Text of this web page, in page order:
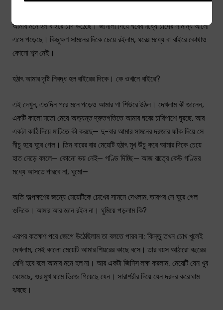
আমার মনে হল বাইরে চাঁদ উঠেছে। জানালা দিয়ে ঘরের মধ্যে চাঁদের সামান্য আলো
এসে পড়েছে। কিছুক্ষণ সামনের দিকে চেয়ে রইলাম, ঘরের মধ্যে বা বাইরে কোথাও
কোনো শব্দ নেই।
হঠাৎ আমার দৃষ্টি নিবদ্ধ হল বাইরের দিকে। কে ওখানে বাইরে?
এই দেখুন, এতদিন পরে মনে পড়েও আমার গা শিউরে উঠল। দেখলাম কী জানেন,
একটি কালো মতো মেয়ে অত্যন্ত দ্রুতগতিতে আমার ঘরের চারিপাশে ঘুরছে, আর
একটা কাঠি দিয়ে মাটিতে কী করছে— দু-বার আমার সামনের দরজার ফাঁক দিয়ে সে
নীচু হয়ে ঘুরে গেল। তিন বারের বার মেয়েটি হঠাৎ মুখ উঁচু করে আমার দিকে চেয়ে
হাত নেড়ে বললে— কোনো ভয় নেই— গণ্ডি দিচ্ছি— আজ রাত্রে কেউ গণ্ডির
মধ্যে আসতে পারবে না, ঘুমো—
অতি অল্পক্ষণের জন্যে মেয়েটিকে চোখের সামনে দেখলাম, তারপর সে ঘুরে গেল
ওদিকে। আমার আর জ্ঞান রইল না। ঘুমিয়ে পড়লাম কি?
এরপর কতক্ষণ পরে জেগে উঠেছিলাম তা বলতে পারব না; কিন্তু তখন চোখ খুলেই
দেখলাম, সেই কালো মেয়েটি আমার শিয়রের কাছে বসে। তার বয়স আঠারো বছরের
বেশি হবে বলে আমার মনে হল না। আর একটা জিনিস লক্ষ করলাম, মেয়েটি যেন খুব
ঘেমেছে, ওর মুখ ঘামে ভিজে গিয়েছে যেন। সারাশরীর দিয়ে যেন দরদর করে ঘাম
ঝরছে।